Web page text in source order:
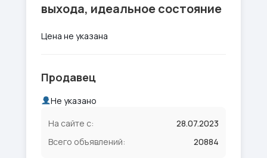
выхода, идеальное состояние
Цена не указана
Продавец
Не указано
На сайте с:
28.07.2023
Всего объявлений:
20884